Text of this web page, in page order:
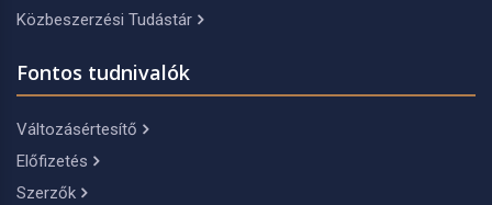
Közbeszerzési Tudástár
Fontos tudnivalók
Változásértesítő
Előfizetés
Szerzők